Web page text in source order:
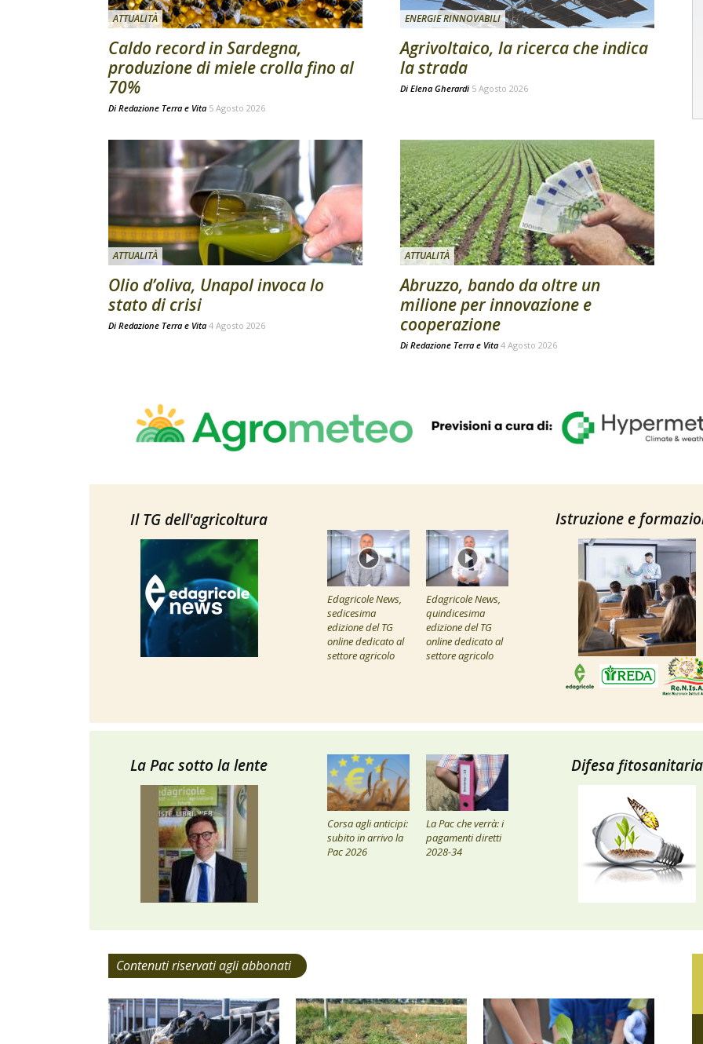
ATTUALITÀ
Caldo record in Sardegna,
produzione di miele crolla fino al
70%
Di Redazione Terra e Vita 5 Agosto 2026
ENERGIE RINNOVABILI
Agrivoltaico, la ricerca che indica
la strada
Di Elena Gherardi 5 Agosto 2026
ATTUALITÀ
Olio d’oliva, Unapol invoca lo
stato di crisi
Di Redazione Terra e Vita 4 Agosto 2026
ATTUALITÀ
Abruzzo, bando da oltre un
milione per innovazione e
cooperazione
Di Redazione Terra e Vita 4 Agosto 2026
Il TG dell'agricoltura
Edagricole News,
sedicesima
edizione del TG
online dedicato al
settore agricolo
Edagricole News,
quindicesima
edizione del TG
online dedicato al
settore agricolo
Istruzione e
La Pac sotto la lente
Corsa agli anticipi:
subito in arrivo la
Pac 2026
La Pac che verrà: i
pagamenti diretti
2028-34
Difesa fitosanitaria
Contenuti riservati agli abbonati